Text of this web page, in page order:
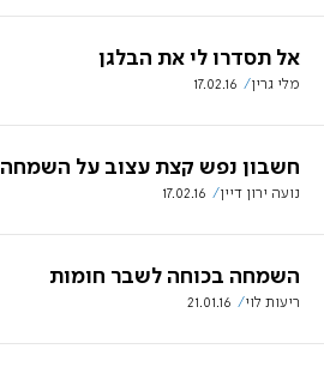
אל תסדרו לי את הבלגן
מלי גרין 17.02.16
חשבון נפש קצת עצוב על השמחה
נועה ירון דיין 17.02.16
השמחה בכוחה לשבר חומות
ריעות לוי 21.01.16